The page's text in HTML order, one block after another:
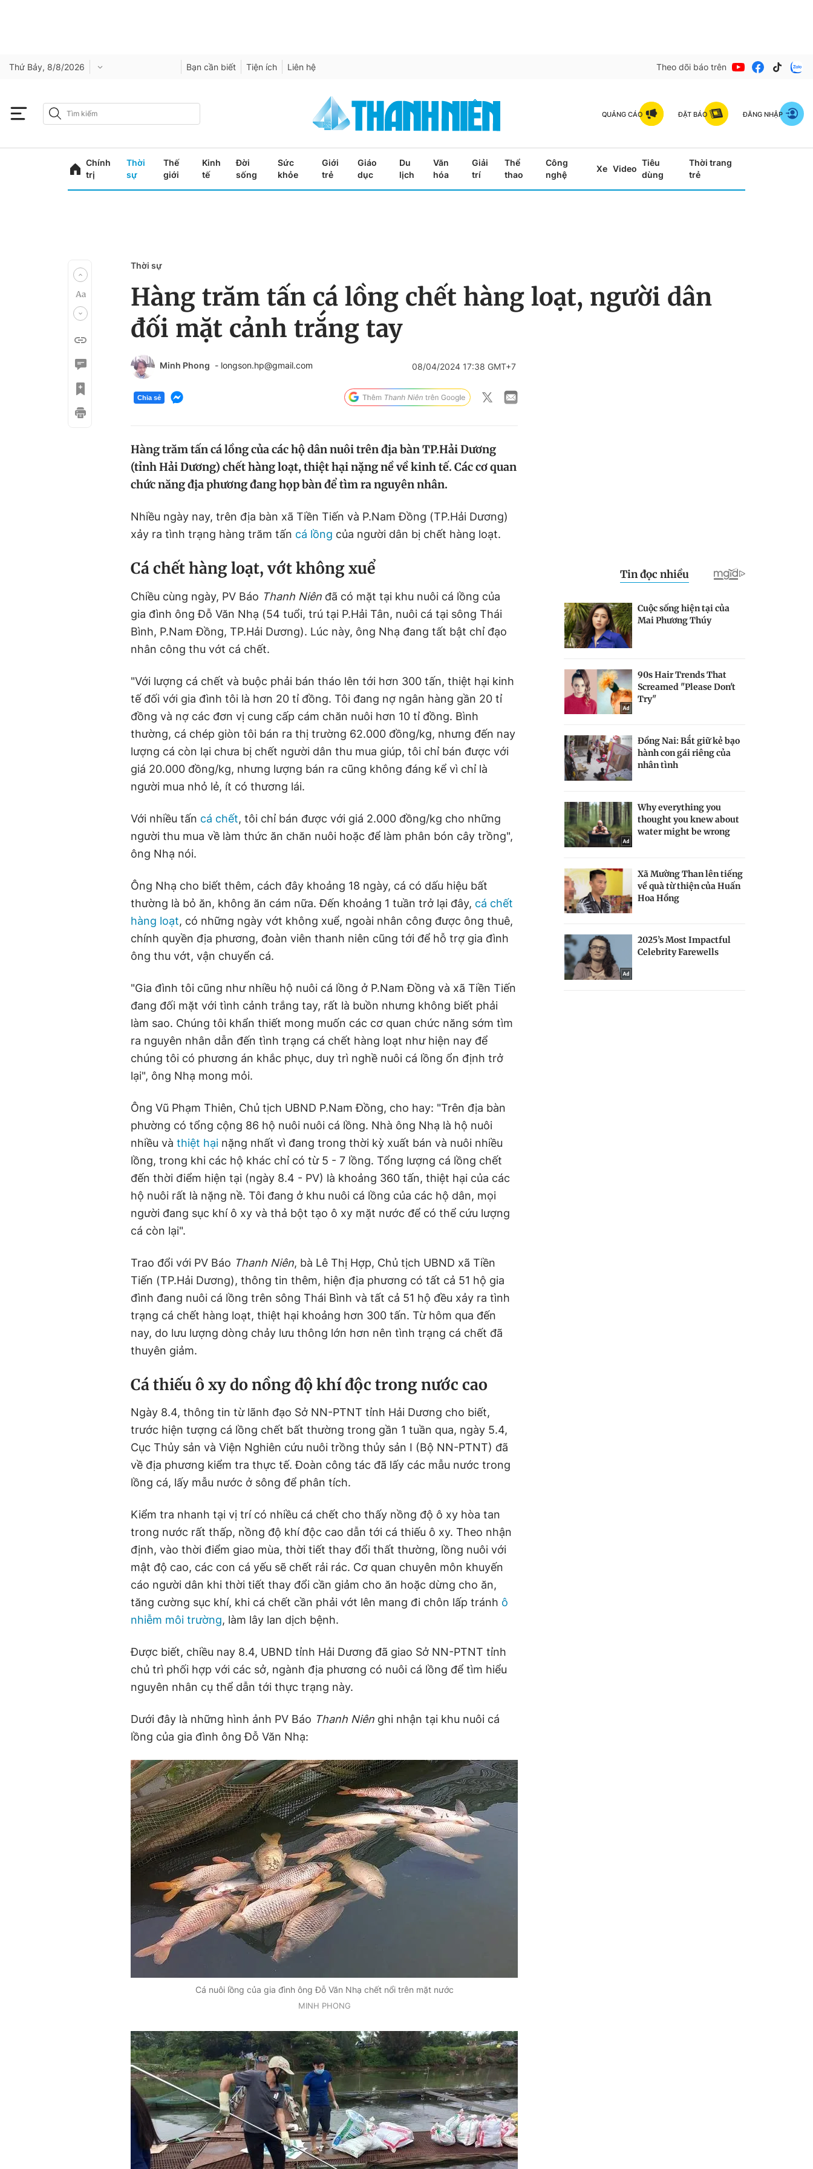
Thứ Bảy, 8/8/2026 Bạn cần biết Tiện ích Liên hệ Theo dõi báo trên
QUẢNG CÁO ĐẶT BÁO ĐĂNG NHẬP
Chính
trị
Thời
sự
Thế
giới
Kinh
tế
Đời
sống
Sức
khỏe
Giới
trẻ
Giáo
dục
Du
lịch
Văn
hóa
Giải
trí
Thể
thao
Công
nghệ
Xe Video
Tiêu
dùng
Thời trang
trẻ
Thời sự
Hàng trăm tấn cá lồng chết hàng loạt, người dân
đối mặt cảnh trắng tay
Minh Phong - longson.hp@gmail.com 08/04/2024 17:38 GMT+7
Chia sẻ
Hàng trăm tấn cá lồng của các hộ dân nuôi trên địa bàn TP.Hải Dương
(tỉnh Hải Dương) chết hàng loạt, thiệt hại nặng nề về kinh tế. Các cơ quan
chức năng địa phương đang họp bàn để tìm ra nguyên nhân.
Nhiều ngày nay, trên địa bàn xã Tiền Tiến và P.Nam Đồng (TP.Hải Dương)
xảy ra tình trạng hàng trăm tấn cá lồng của người dân bị chết hàng loạt.
Cá chết hàng loạt, vớt không xuể
Chiều cùng ngày, PV Báo Thanh Niên đã có mặt tại khu nuôi cá lồng của
gia đình ông Đỗ Văn Nhạ (54 tuổi, trú tại P.Hải Tân, nuôi cá tại sông Thái
Bình, P.Nam Đồng, TP.Hải Dương). Lúc này, ông Nhạ đang tất bật chỉ đạo
nhân công thu vớt cá chết.
"Với lượng cá chết và buộc phải bán tháo lên tới hơn 300 tấn, thiệt hại kinh
tế đối với gia đình tôi là hơn 20 tỉ đồng. Tôi đang nợ ngân hàng gần 20 tỉ
đồng và nợ các đơn vị cung cấp cám chăn nuôi hơn 10 tỉ đồng. Bình
thường, cá chép giòn tôi bán ra thị trường 62.000 đồng/kg, nhưng đến nay
lượng cá còn lại chưa bị chết người dân thu mua giúp, tôi chỉ bán được với
giá 20.000 đồng/kg, nhưng lượng bán ra cũng không đáng kể vì chỉ là
người mua nhỏ lẻ, ít có thương lái.
Với nhiều tấn cá chết, tôi chỉ bán được với giá 2.000 đồng/kg cho những
người thu mua về làm thức ăn chăn nuôi hoặc để làm phân bón cây trồng",
ông Nhạ nói.
Ông Nhạ cho biết thêm, cách đây khoảng 18 ngày, cá có dấu hiệu bất
thường là bỏ ăn, không ăn cám nữa. Đến khoảng 1 tuần trở lại đây, cá chết
hàng loạt, có những ngày vớt không xuể, ngoài nhân công được ông thuê,
chính quyền địa phương, đoàn viên thanh niên cũng tới để hỗ trợ gia đình
ông thu vớt, vận chuyển cá.
"Gia đình tôi cũng như nhiều hộ nuôi cá lồng ở P.Nam Đồng và xã Tiền Tiến
đang đối mặt với tình cảnh trắng tay, rất là buồn nhưng không biết phải
làm sao. Chúng tôi khẩn thiết mong muốn các cơ quan chức năng sớm tìm
ra nguyên nhân dẫn đến tình trạng cá chết hàng loạt như hiện nay để
chúng tôi có phương án khắc phục, duy trì nghề nuôi cá lồng ổn định trở
lại", ông Nhạ mong mỏi.
Ông Vũ Phạm Thiên, Chủ tịch UBND P.Nam Đồng, cho hay: "Trên địa bàn
phường có tổng cộng 86 hộ nuôi nuôi cá lồng. Nhà ông Nhạ là hộ nuôi
nhiều và thiệt hại nặng nhất vì đang trong thời kỳ xuất bán và nuôi nhiều
lồng, trong khi các hộ khác chỉ có từ 5 - 7 lồng. Tổng lượng cá lồng chết
đến thời điểm hiện tại (ngày 8.4 - PV) là khoảng 360 tấn, thiệt hại của các
hộ nuôi rất là nặng nề. Tôi đang ở khu nuôi cá lồng của các hộ dân, mọi
người đang sục khí ô xy và thả bột tạo ô xy mặt nước để có thể cứu lượng
cá còn lại".
Trao đổi với PV Báo Thanh Niên, bà Lê Thị Hợp, Chủ tịch UBND xã Tiền
Tiến (TP.Hải Dương), thông tin thêm, hiện địa phương có tất cả 51 hộ gia
đình đang nuôi cá lồng trên sông Thái Bình và tất cả 51 hộ đều xảy ra tình
trạng cá chết hàng loạt, thiệt hại khoảng hơn 300 tấn. Từ hôm qua đến
nay, do lưu lượng dòng chảy lưu thông lớn hơn nên tình trạng cá chết đã
thuyên giảm.
Cá thiếu ô xy do nồng độ khí độc trong nước cao
Ngày 8.4, thông tin từ lãnh đạo Sở NN-PTNT tỉnh Hải Dương cho biết,
trước hiện tượng cá lồng chết bất thường trong gần 1 tuần qua, ngày 5.4,
Cục Thủy sản và Viện Nghiên cứu nuôi trồng thủy sản I (Bộ NN-PTNT) đã
về địa phương kiểm tra thực tế. Đoàn công tác đã lấy các mẫu nước trong
lồng cá, lấy mẫu nước ở sông để phân tích.
Kiểm tra nhanh tại vị trí có nhiều cá chết cho thấy nồng độ ô xy hòa tan
trong nước rất thấp, nồng độ khí độc cao dẫn tới cá thiếu ô xy. Theo nhận
định, vào thời điểm giao mùa, thời tiết thay đổi thất thường, lồng nuôi với
mật độ cao, các con cá yếu sẽ chết rải rác. Cơ quan chuyên môn khuyến
cáo người dân khi thời tiết thay đổi cần giảm cho ăn hoặc dừng cho ăn,
tăng cường sục khí, khi cá chết cần phải vớt lên mang đi chôn lấp tránh ô
nhiễm môi trường, làm lây lan dịch bệnh.
Được biết, chiều nay 8.4, UBND tỉnh Hải Dương đã giao Sở NN-PTNT tỉnh
chủ trì phối hợp với các sở, ngành địa phương có nuôi cá lồng để tìm hiểu
nguyên nhân cụ thể dẫn tới thực trạng này.
Dưới đây là những hình ảnh PV Báo Thanh Niên ghi nhận tại khu nuôi cá
lồng của gia đình ông Đỗ Văn Nhạ:
Cá nuôi lồng của gia đình ông Đỗ Văn Nhạ chết nổi trên mặt nước
MINH PHONG